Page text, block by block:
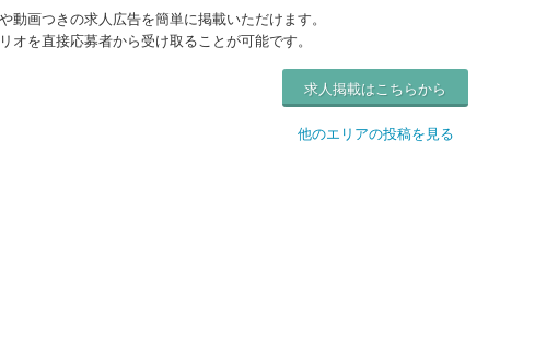
動画つきの求人広告を簡単に掲載いただけます。
オを直接応募者から受け取ることが可能です。
求人掲載はこちらから
他のエリアの投稿を見る